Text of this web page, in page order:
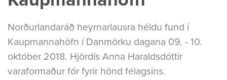
Norðurlandaráð heyrnarlausra héldu fund í
Kaupmannahöfn í Danmörku dagana 09. - 10.
október 2018. Hjördís Anna Haraldsdóttir
varaformaður fór fyrir hönd félagsins.